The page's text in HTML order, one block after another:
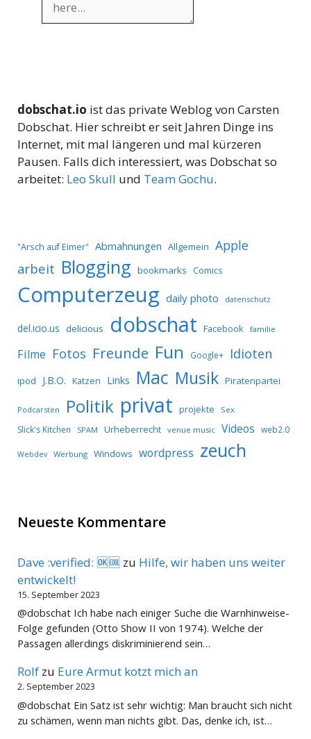
dobschat.io ist das private Weblog von Carsten
Dobschat. Hier schreibt er seit Jahren Dinge ins
Internet, mit mal längeren und mal kürzeren
Pausen. Falls dich interessiert, was Dobschat so
arbeitet: Leo Skull und Team Gochu.
"Arsch auf Eimer" Abmahnungen Allgemein Apple
arbeit Blogging bookmarks Comics
Computerzeug daily photo datenschutz
del.icio.us delicious dobschat Facebook familie
Filme Fotos Freunde Fun Google+ Idioten
ipod J.B.O. Katzen Links Mac Musik Piratenpartei
Podcarsten Politik privat projekte Sex
Slick's Kitchen SPAM Urheberrecht venue music Videos web2.0
Webdev Werbung Windows wordpress zeuch
Neueste Kommentare
Dave :verified: 🆗🆒 zu Hilfe, wir haben uns weiter
entwickelt!
15. September 2023
@dobschat Ich habe nach einiger Suche die Warnhinweise-
Folge gefunden (Otto Show II von 1974). Welche der
Passagen allerdings diskriminierend sein…
Rolf zu Eure Armut kotzt mich an
2. September 2023
@dobschat Ein Satz ist sehr wichtig: Man braucht sich nicht
zu schämen, wenn man nichts gibt. Das, denke ich, ist…